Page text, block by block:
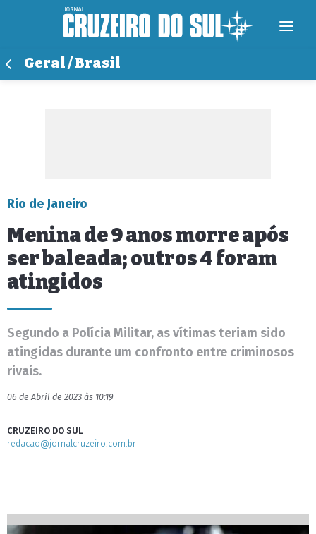
Geral / Brasil
Rio de Janeiro
Menina de 9 anos morre após
ser baleada; outros 4 foram
atingidos
Segundo a Polícia Militar, as vítimas teriam sido
atingidas durante um confronto entre criminosos
rivais.
06 de Abril de 2023 às 10:19
CRUZEIRO DO SUL
redacao@jornalcruzeiro.com.br